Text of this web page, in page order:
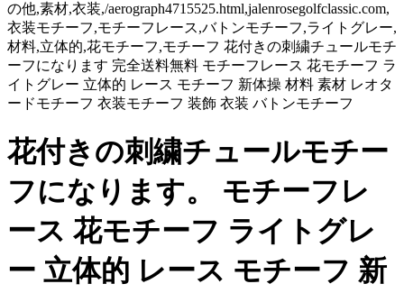
の他,素材,衣装,/aerograph4715525.html,jalenrosegolfclassic.com,
衣装モチーフ,モチーフレース,バトンモチーフ,ライトグレー,
材料,立体的,花モチーフ,モチーフ 花付きの刺繍チュールモチ
ーフになります 完全送料無料 モチーフレース 花モチーフ ラ
イトグレー 立体的 レース モチーフ 新体操 材料 素材 レオタ
ードモチーフ 衣装モチーフ 装飾 衣装 バトンモチーフ
花付きの刺繍チュールモチー
フになります。 モチーフレ
ース 花モチーフ ライトグレ
ー 立体的 レース モチーフ 新